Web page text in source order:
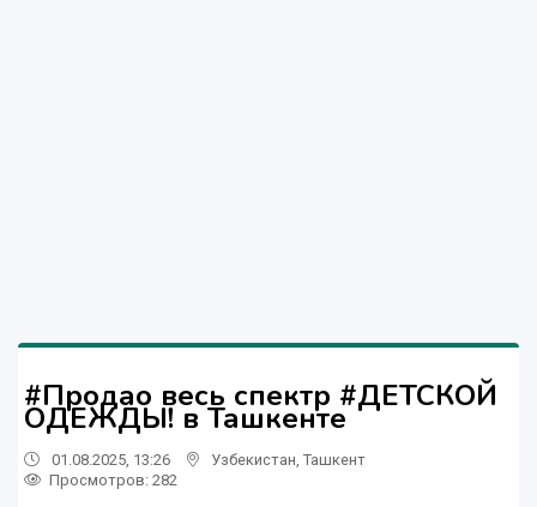
#Продао весь спектр #ДЕТСКОЙ
ОДЕЖДЫ! в Ташкенте
01.08.2025, 13:26 Узбекистан Ташкент
Просмотров: 282